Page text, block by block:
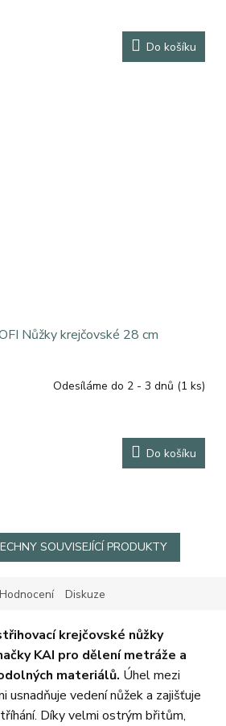
Do košíku
Nůžky krejčovské 28 cm
Odesíláme do 2 - 3 dnů (1 ks)
Do košíku
SOUVISEJÍCÍ PRODUKTY
Hodnocení Diskuze
krejčovské nůžky
KAI pro dělení metráže a
materiálů. Úhel mezi
usnadňuje vedení nůžek a zajišťuje
Díky velmi ostrým břitům,